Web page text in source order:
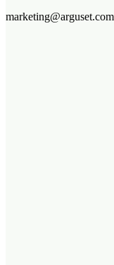
marketing@arguset.com